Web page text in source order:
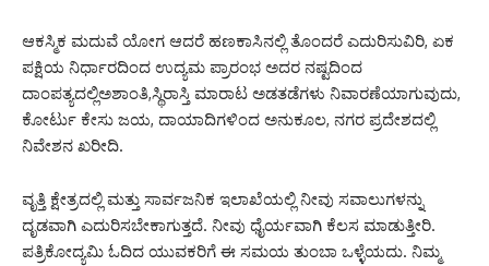
ಆಕಸ್ಮಿಕ ಮದುವೆ ಯೋಗ ಆದರೆ ಹಣಕಾಸಿನಲ್ಲಿ ತೊಂದರೆ ಎದುರಿಸುವಿರಿ, ಏಕ
ಪಕ್ಷಿಯ ನಿರ್ಧಾರದಿಂದ ಉದ್ಯಮ ಪ್ರಾರಂಭ ಅದರ ನಷ್ಟದಿಂದ
ದಾಂಪತ್ಯದಲ್ಲಿಅಶಾಂತಿ,ಸ್ಥಿರಾಸ್ತಿ ಮಾರಾಟ ಅಡತಡೆಗಳು ನಿವಾರಣೆಯಾಗುವುದು,
ಕೋರ್ಟು ಕೇಸು ಜಯ, ದಾಯಾದಿಗಳಿಂದ ಅನುಕೂಲ, ನಗರ ಪ್ರದೇಶದಲ್ಲಿ
ನಿವೇಶನ ಖರೀದಿ.
ವೃತ್ತಿ ಕ್ಷೇತ್ರದಲ್ಲಿ ಮತ್ತು ಸಾರ್ವಜನಿಕ ಇಲಾಖೆಯಲ್ಲಿ ನೀವು ಸವಾಲುಗಳನ್ನು
ದೃಡವಾಗಿ ಎದುರಿಸಬೇಕಾಗುತ್ತದೆ. ನೀವು ಧೈರ್ಯವಾಗಿ ಕೆಲಸ ಮಾಡುತ್ತೀರಿ.
ಪತ್ರಿಕೋದ್ಯಮಿ ಓದಿದ ಯುವಕರಿಗೆ ಈ ಸಮಯ ತುಂಬಾ ಒಳ್ಳೆಯದು. ನಿಮ್ಮ